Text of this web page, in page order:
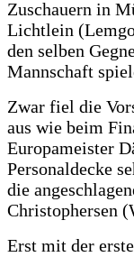
Zuschauern in
Lichtlein
den selben
Mannschaft
Zwar fiel die
aus wie beim
Europameister
Personaldecke
die
Christophersen
Erst mit der